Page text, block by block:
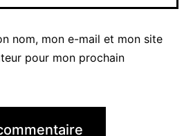
nom, mon e-mail et mon site
pour mon prochain